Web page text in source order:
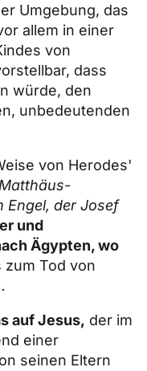
Umgebung, das
allem in einer
von
dass
würde, den
unbedeutenden
von Herodes'
Engel, der Josef
und
Ägypten, wo
zum Tod von
auf Jesus, der im
einer
seinen Eltern